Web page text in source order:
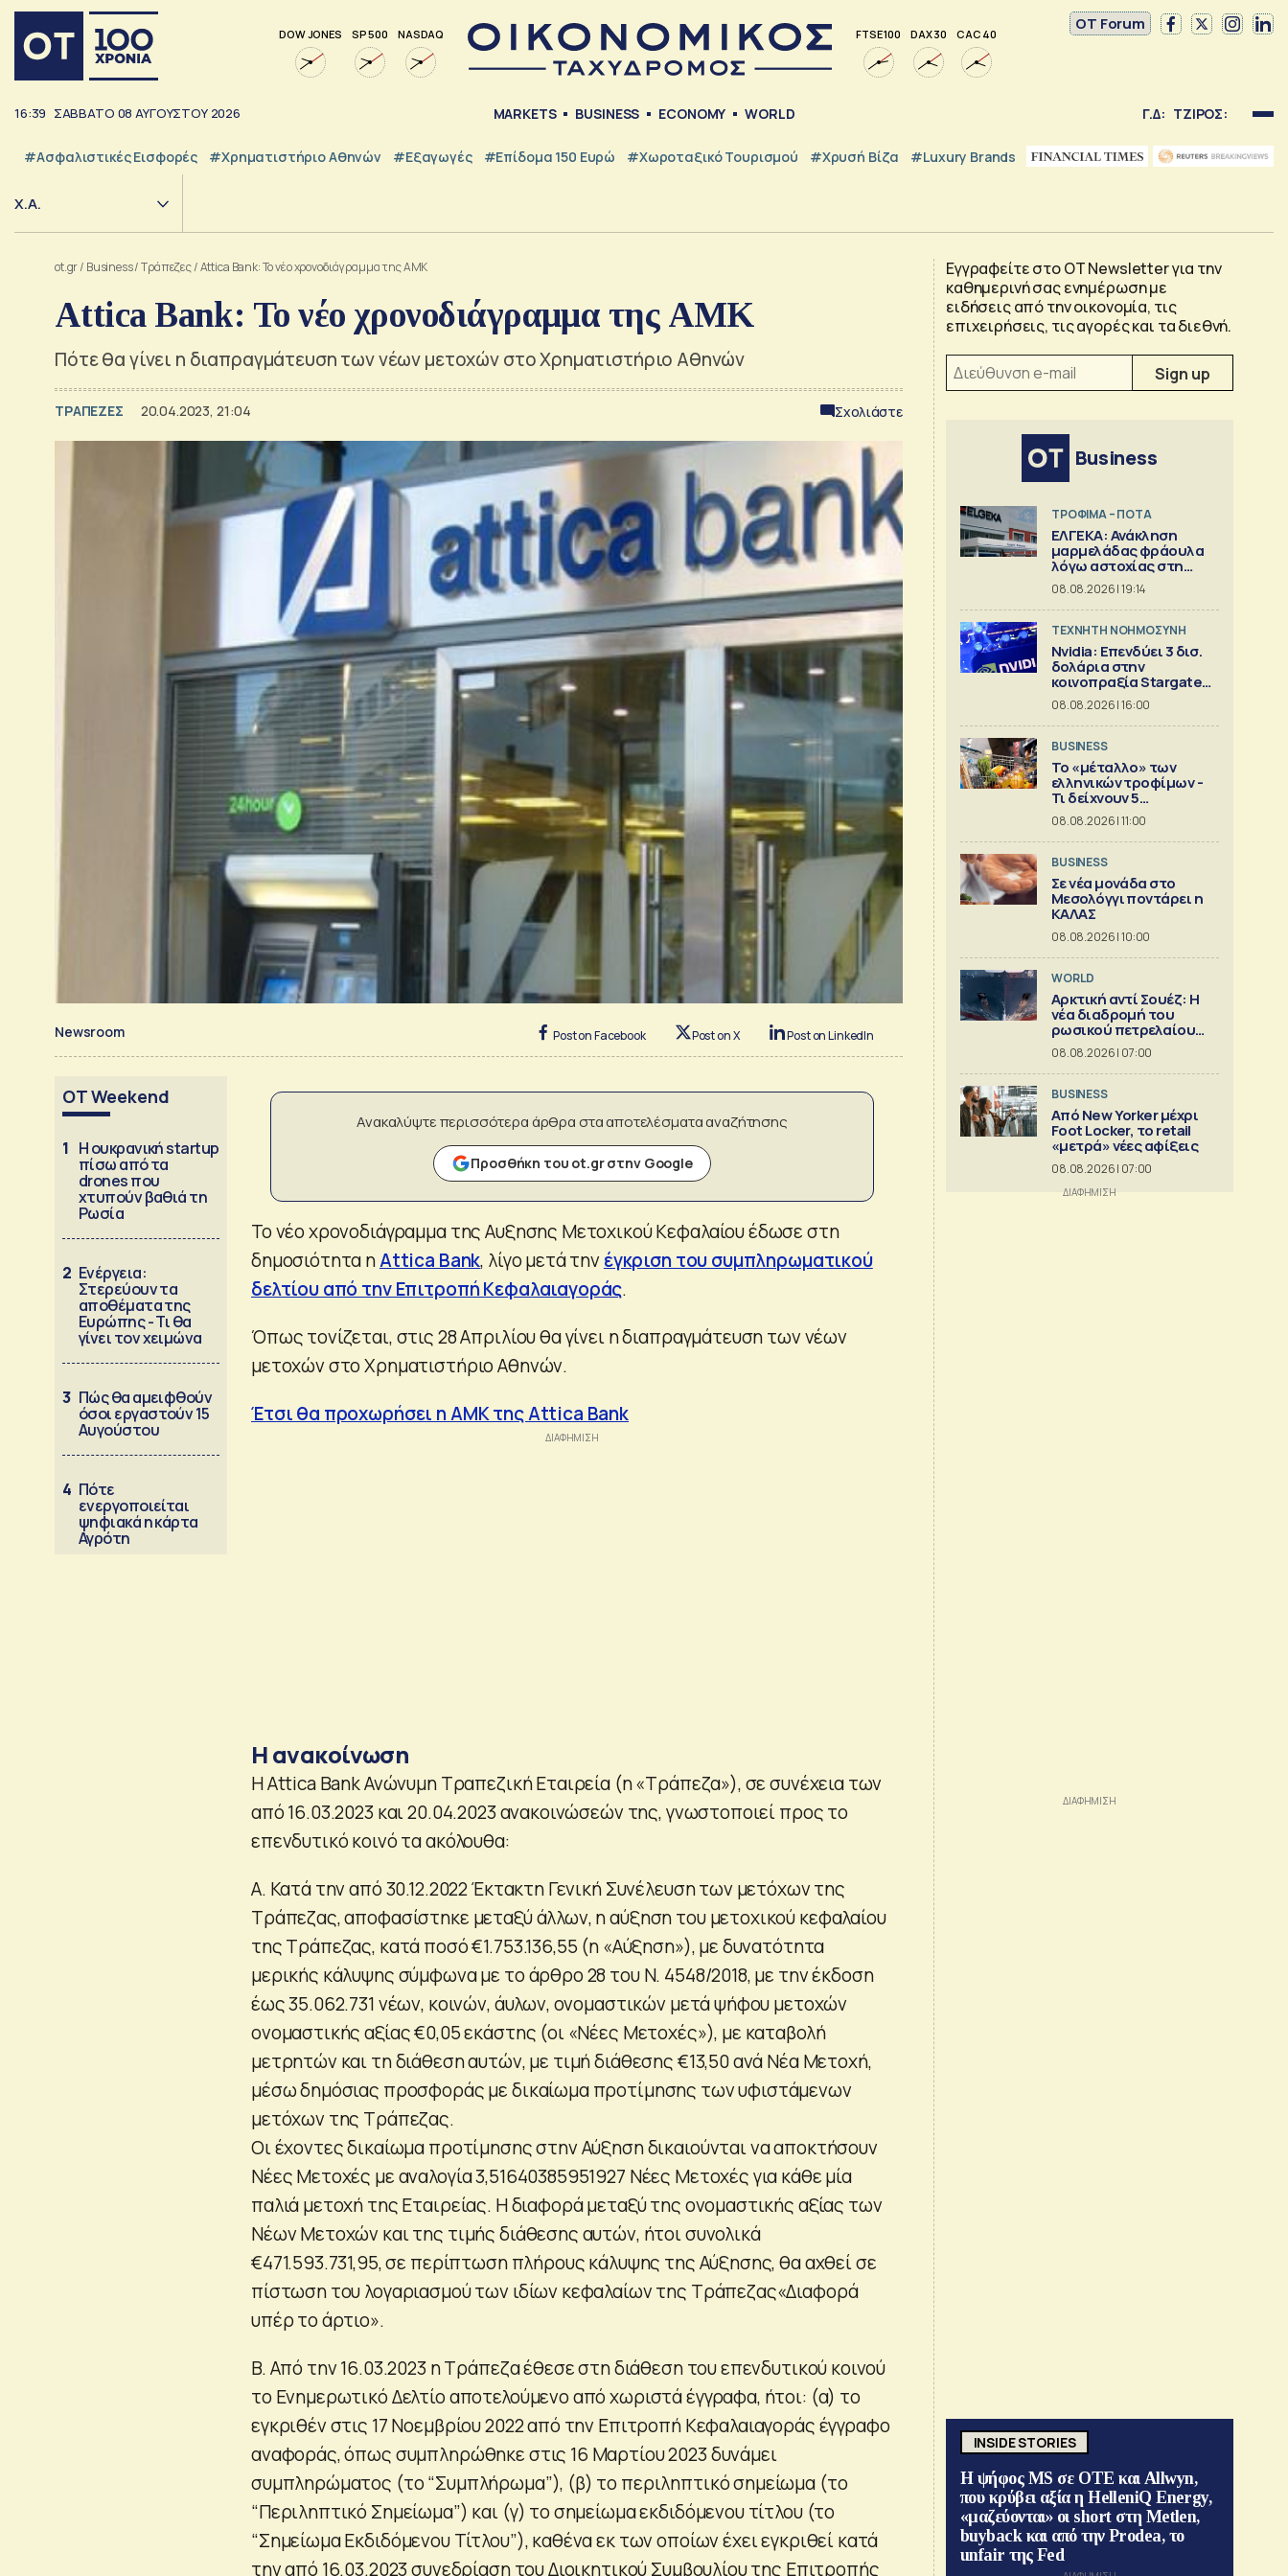
DOW JONES SP 500 NASDAQ FTSE 100 DAX 30 CAC 40
OT Forum
16:39 ΣΑΒΒΑΤΟ 08 ΑΥΓΟΥΣΤΟΥ 2026 MARKETS BUSINESS ECONOMY WORLD Γ.Δ: ΤΖΙΡΟΣ:
#Ασφαλιστικές Εισφορές #Χρηματιστήριο Αθηνών #εξαγωγές #Επίδομα 150 Ευρώ #Χωροταξικό Τουρισμού #Χρυσή Βίζα #luxury Brands
Χ.Α.
ot.gr/ Business/Τράπεζες/Attica Bank: Το νέο χρονοδιάγραμμα της ΑΜΚ
Attica Bank: Το νέο χρονοδιάγραμμα της ΑΜΚ
Πότε θα γίνει η διαπραγμάτευση των νέων μετοχών στο Χρηματιστήριο Αθηνών
ΤΡΑΠΕΖΕΣ 20.04.2023, 21:04 Σχολιάστε
Newsroom Post on Facebook Post on X Post on LinkedIn
OT Weekend
1 Η ουκρανική startup
πίσω από τα
drones που
χτυπούν βαθιά τη
Ρωσία
2 Ενέργεια:
Στερεύουν τα
αποθέματα της
Ευρώπης - Τι θα
γίνει τον χειμώνα
3 Πώς θα αμειφθούν
όσοι εργαστούν 15
Αυγούστου
4 Πότε
ενεργοποιείται
ψηφιακά η κάρτα
Αγρότη
Ανακαλύψτε περισσότερα άρθρα στα αποτελέσματα αναζήτησης
Προσθήκη του ot.gr στην Google
Το νέο χρονοδιάγραμμα της Αυξησης Μετοχικού Κεφαλαίου έδωσε στη
δημοσιότητα ηAttica Bank, λίγο μετά την έγκριση του συμπληρωματικού
δελτίου από την Επιτροπή Κεφαλαιαγοράς.
Όπως τονίζεται, στις 28 Απριλίου θα γίνει η διαπραγμάτευση των νέων
μετοχών στο Χρηματιστήριο Αθηνών.
Έτσι θα προχωρήσει η ΑΜΚ της Attica Bank
Η ανακοίνωση
H Attica Bank Ανώνυμη Τραπεζική Εταιρεία (η «Τράπεζα»), σε συνέχεια των
από 16.03.2023 και 20.04.2023 ανακοινώσεών της, γνωστοποιεί προς το
επενδυτικό κοινό τα ακόλουθα:
Α. Κατά την από 30.12.2022 Έκτακτη Γενική Συνέλευση των μετόχων της
Τράπεζας, αποφασίστηκε μεταξύ άλλων, η αύξηση του μετοχικού κεφαλαίου
της Τράπεζας, κατά ποσό €1.753.136,55 (η «Αύξηση»), με δυνατότητα
μερικής κάλυψης σύμφωνα με το άρθρο 28 του Ν. 4548/2018, με την έκδοση
έως 35.062.731 νέων, κοινών, άυλων, ονομαστικών μετά ψήφου μετοχών
ονομαστικής αξίας €0,05 εκάστης (οι «Νέες Μετοχές»), με καταβολή
μετρητών και τη διάθεση αυτών, με τιμή διάθεσης €13,50 ανά Νέα Μετοχή,
μέσω δημόσιας προσφοράς με δικαίωμα προτίμησης των υφιστάμενων
μετόχων της Τράπεζας.
Οι έχοντες δικαίωμα προτίμησης στην Αύξηση δικαιούνται να αποκτήσουν
Νέες Μετοχές με αναλογία 3,51640385951927 Νέες Μετοχές για κάθε μία
παλιά μετοχή της Εταιρείας. Η διαφορά μεταξύ της ονομαστικής αξίας των
Νέων Μετοχών και της τιμής διάθεσης αυτών, ήτοι συνολικά
€471.593.731,95, σε περίπτωση πλήρους κάλυψης της Αύξησης, θα αχθεί σε
πίστωση του λογαριασμού των ιδίων κεφαλαίων της Τράπεζας«Διαφορά
υπέρ το άρτιο».
B. Από την 16.03.2023 η Τράπεζα έθεσε στη διάθεση του επενδυτικού κοινού
το Ενημερωτικό Δελτίο αποτελούμενο από χωριστά έγγραφα, ήτοι: (α) το
εγκριθέν στις 17 Νοεμβρίου 2022 από την Επιτροπή Κεφαλαιαγοράς έγγραφο
αναφοράς, όπως συμπληρώθηκε στις 16 Μαρτίου 2023 δυνάμει
συμπληρώματος (το “Συμπλήρωμα”), (β) το περιληπτικό σημείωμα (το
“Περιληπτικό Σημείωμα”) και (γ) το σημείωμα εκδιδόμενου τίτλου (το
“Σημείωμα Εκδιδόμενου Τίτλου”), καθένα εκ των οποίων έχει εγκριθεί κατά
την από 16.03.2023 συνεδρίαση του Διοικητικού Συμβουλίου της Επιτροπής
Εγγραφείτε στο OT Newsletter για την
καθημερινή σας ενημέρωση με
ειδήσεις από την οικονομία, τις
επιχειρήσεις, τις αγορές και τα διεθνή.
Business
ΤΡΟΦΙΜΑ – ΠΟΤΑ
ΕΛΓΕΚΑ: Ανάκληση
μαρμελάδας φράουλα
λόγω αστοχίας στη
γυάλινη συσκευασία
08.08.2026 | 19:14
TΕΧΝΗΤΗ ΝΟΗΜΟΣΥΝΗ
Nvidia: Επενδύει 3 δισ.
δολάρια στην
κοινοπραξία Stargate
για κέντρα δεδομένων
08.08.2026 | 16:00
BUSINESS
Το «μέταλλο» των
ελληνικών τροφίμων -
Τι δείχνουν 5
ισολογισμοί
08.08.2026 | 11:00
BUSINESS
Σε νέα μονάδα στο
Μεσολόγγι ποντάρει η
ΚΑΛΑΣ
08.08.2026 | 10:00
WORLD
Αρκτική αντί Σουέζ: Η
νέα διαδρομή του
ρωσικού πετρελαίου
[Γράφημα]
08.08.2026 | 07:00
BUSINESS
Από New Yorker μέχρι
Foot Locker, το retail
«μετρά» νέες αφίξεις
08.08.2026 | 07:00
INSIDE STORIES
Η ψήφος MS σε ΟΤΕ και Allwyn,
που κρύβει αξία η HelleniQ Energy,
«μαζεύονται» οι short στη Metlen,
buyback και από την Prodea, το
unfair της Fed